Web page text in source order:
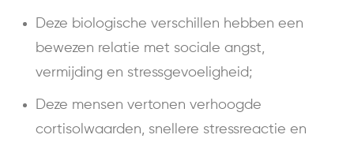
Deze biologische verschillen hebben een
bewezen relatie met sociale angst,
vermijding en stressgevoeligheid;
Deze mensen vertonen verhoogde
cortisolwaarden, snellere stressreactie en